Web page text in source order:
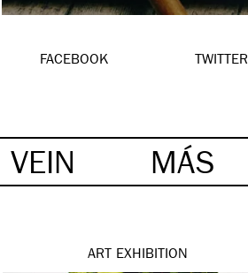
FACEBOOK TWITTER
VEIN MÁS
ART EXHIBITION